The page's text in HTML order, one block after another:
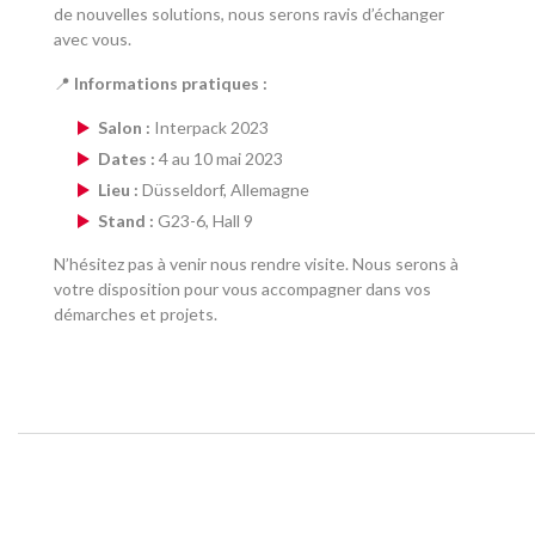
de nouvelles solutions, nous serons ravis d’échanger
avec vous.
📍 Informations pratiques :
Salon : Interpack 2023
Dates : 4 au 10 mai 2023
Lieu : Düsseldorf, Allemagne
Stand : G23-6, Hall 9
N’hésitez pas à venir nous rendre visite. Nous serons à
votre disposition pour vous accompagner dans vos
démarches et projets.